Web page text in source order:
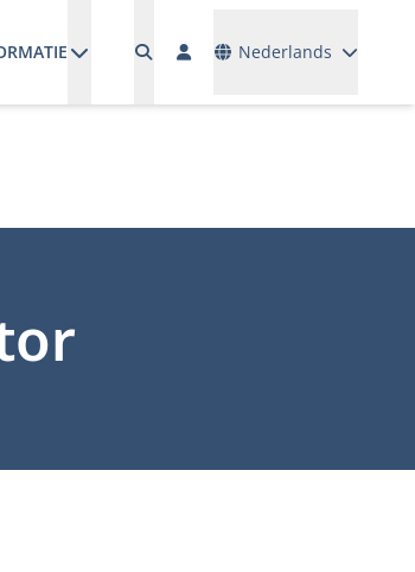
Nederlands